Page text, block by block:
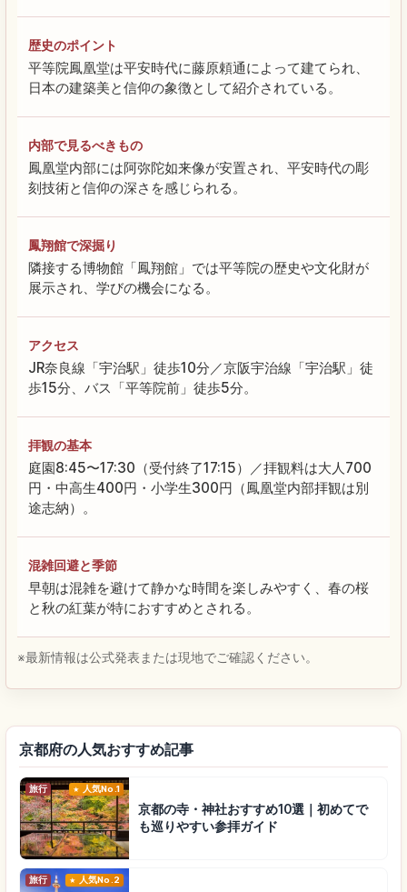
歴史のポイント
平等院鳳凰堂は平安時代に藤原頼通によって建てられ、
日本の建築美と信仰の象徴として紹介されている。
内部で見るべきもの
鳳凰堂内部には阿弥陀如来像が安置され、平安時代の彫
刻技術と信仰の深さを感じられる。
鳳翔館で深掘り
隣接する博物館「鳳翔館」では平等院の歴史や文化財が
展示され、学びの機会になる。
アクセス
JR奈良線「宇治駅」徒歩10分／京阪宇治線「宇治駅」徒
歩15分、バス「平等院前」徒歩5分。
拝観の基本
庭園8:45〜17:30（受付終了17:15）／拝観料は大人700
円・中高生400円・小学生300円（鳳凰堂内部拝観は別
途志納）。
混雑回避と季節
早朝は混雑を避けて静かな時間を楽しみやすく、春の桜
と秋の紅葉が特におすすめとされる。
※最新情報は公式発表または現地でご確認ください。
京都府の人気おすすめ記事
旅行 人気No.1
京都の寺・神社おすすめ10選｜初めてで
も巡りやすい参拝ガイド
旅行 人気No.2